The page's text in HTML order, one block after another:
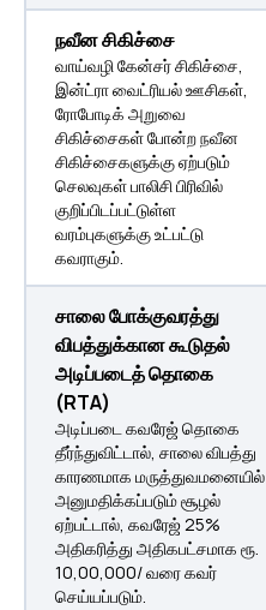
நவீன சிகிச்சை
வாய்வழி கேன்சர் சிகிச்சை,
இன்ட்ரா வைட்ரியல் ஊசிகள்,
ரோபோடிக் அறுவை
சிகிச்சைகள் போன்ற நவீன
சிகிச்சைகளுக்கு ஏற்படும்
செலவுகள் பாலிசி பிரிவில்
குறிப்பிடப்பட்டுள்ள
வரம்புகளுக்கு உட்பட்டு
கவராகும்.
சாலை போக்குவரத்து
விபத்துக்கான கூடுதல்
அடிப்படைத் தொகை
(RTA)
அடிப்படை கவரேஜ் தொகை
தீர்ந்துவிட்டால், சாலை விபத்து
காரணமாக மருத்துவமனையில்
அனுமதிக்கப்படும் சூழல்
ஏற்பட்டால், கவரேஜ் 25%
அதிகரித்து அதிகபட்சமாக ரூ.
10,00,000/ வரை கவர்
செய்யப்படும்.